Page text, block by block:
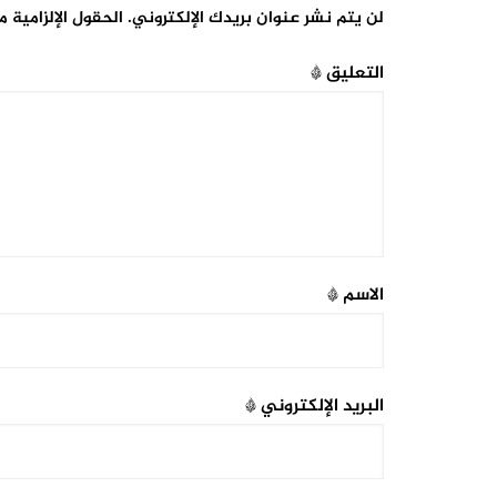
لن يتم نشر عنوان بريدك الإلكتروني. الحقول الإلزامية
التعليق*
الاسم*
البريد الإلكتروني*